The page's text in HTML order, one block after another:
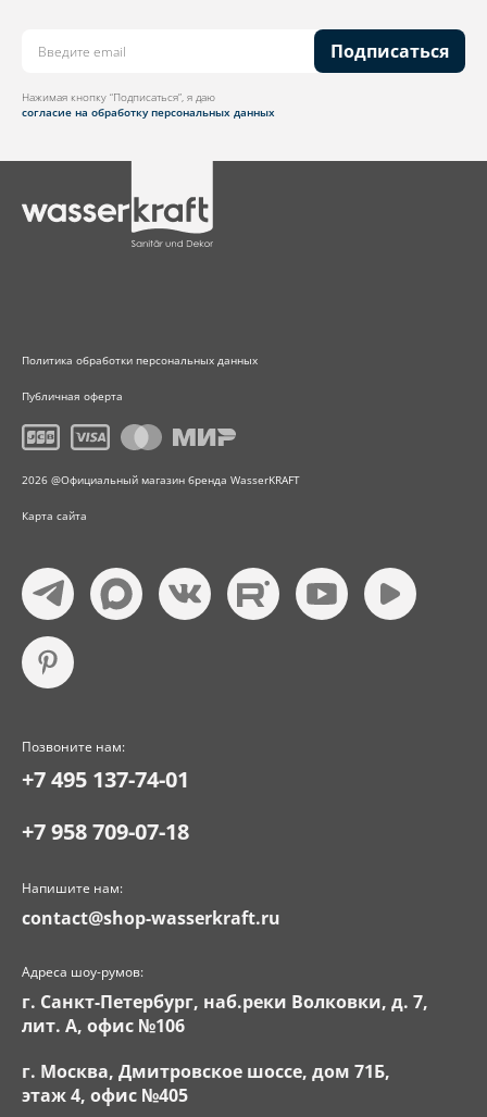
Подписаться
Нажимая кнопку “Подписаться”, я даю
согласие на обработку персональных данных
Политика обработки персональных данных
Публичная оферта
2026 @Официальный магазин бренда WasserKRAFT
Карта сайта
Позвоните нам:
+7 495 137-74-01
+7 958 709-07-18
Напишите нам:
contact@shop-wasserkraft.ru
Адреса шоу-румов:
г. Санкт-Петербург, наб.реки Волковки, д. 7,
лит. А, офис №106
г. Москва, Дмитровское шоссе, дом 71Б,
этаж 4, офис №405